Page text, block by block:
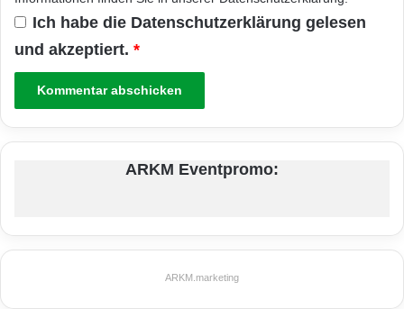
Ich habe die Datenschutzerklärung gelesen
und akzeptiert. *
ARKM Eventpromo:
ARKM.marketing